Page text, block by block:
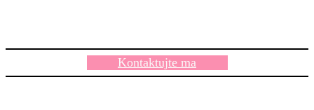
Kontaktujte ma